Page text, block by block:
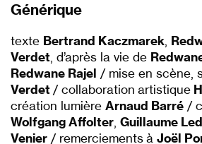
Générique
texte Bertrand Kaczmarek,
Verdet, d’après la vie de
Redwane Rajel / mise en scène,
Verdet/ collaboration artistique
création lumière Arnaud Barré /
Wolfgang Affolter, Guillaume
Venier / remerciements à Joël